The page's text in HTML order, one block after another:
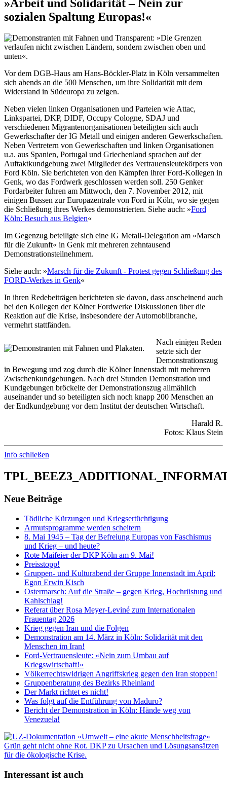
»Arbeit und Solidarität – Nein zur
sozialen Spaltung Europas!«
Vor dem DGB-Haus am Hans-Böckler-Platz in Köln versammelten
sich abends an die 500 Menschen, um ihre Solidarität mit dem
Widerstand in Südeuropa zu zeigen.
Neben vielen linken Organisationen und Parteien wie Attac,
Linkspartei, DKP, DIDF, Occupy Cologne, SDAJ und
verschiedenen Migrantenorganisationen beteiligten sich auch
Gewerkschafter der IG Metall und einigen anderen Gewerkschaften.
Neben Vertretern von Gewerkschaften und linken Organisationen
u.a. aus Spanien, Portugal und Griechenland sprachen auf der
Auftaktkundgebung zwei Mitglieder des Vertrauensleutekörpers von
Ford Köln. Sie berichteten von den Kämpfen ihrer Ford-Kollegen in
Genk, wo das Fordwerk geschlossen werden soll. 250 Genker
Fordarbeiter fuhren am Mittwoch, den 7. November 2012, mit
einigen Bussen zur Europazentrale von Ford in Köln, wo sie gegen
die Schließung ihres Werkes demonstrierten. Siehe auch: »Ford
Köln: Besuch aus Belgien«
Im Gegenzug beteiligte sich eine IG Metall-Delegation am »Marsch
für die Zukunft« in Genk mit mehreren zehntausend
Demonstrationsteilnehmern.
Siehe auch: »Marsch für die Zukunft - Protest gegen Schließung des
FORD-Werkes in Genk«
In ihren Redebeiträgen berichteten sie davon, dass anscheinend auch
bei den Kollegen der Kölner Fordwerke Diskussionen über die
Reaktion auf die Krise, insbesondere der Automobilbranche,
vermehrt stattfänden.
Nach einigen Reden
setzte sich der
Demonstrationszug
in Bewegung und zog durch die Kölner Innenstadt mit mehreren
Zwischenkundgebungen. Nach drei Stunden Demonstration und
Kundgebungen bröckelte der Demonstrationszug allmählich
auseinander und so beteiligten sich noch knapp 200 Menschen an
der Endkundgebung vor dem Institut der deutschen Wirtschaft.
Harald R.
Fotos: Klaus Stein
Info schließen
Neue Beiträge
Tödliche Kürzungen und Kriegsertüchtigung
Armutsprogramme werden scheitern
8. Mai 1945 – Tag der Befreiung Europas von Faschismus
und Krieg – und heute?
Rote Maifeier der DKP Köln am 9. Mai!
Preisstopp!
Gruppen- und Kulturabend der Gruppe Innenstadt im April:
Egon Erwin Kisch
Ostermarsch: Auf die Straße – gegen Krieg, Hochrüstung und
Kahlschlag!
Referat über Rosa Meyer-Leviné zum Internationalen
Frauentag 2026
Krieg gegen Iran und die Folgen
Demonstration am 14. März in Köln: Solidarität mit den
Menschen im Iran!
Ford-Vertrauensleute: «Nein zum Umbau auf
Kriegswirtschaft!»
Völkerrechtswidrigen Angriffskrieg gegen den Iran stoppen!
Gruppenberatung des Bezirks Rheinland
Der Markt richtet es nicht!
Was folgt auf die Entführung von Maduro?
Bericht der Demonstration in Köln: Hände weg von
Venezuela!
Interessant ist auch